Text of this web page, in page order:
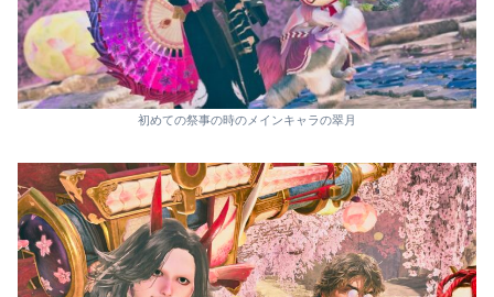
初めての祭事の時のメインキャラの翠月